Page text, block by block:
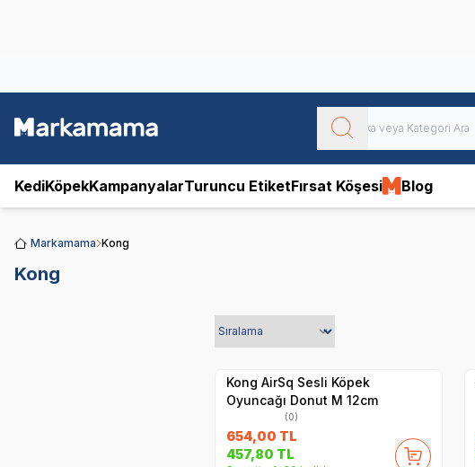
KediKöpekKampanyalarTuruncu EtiketFırsat Köşesi Blog
Markamama Kong
Kong
Satıcı
Kong AirSq Sesli Köpek
Oyuncağı Donut M 12cm
(0)
654,00 TL
457,80 TL